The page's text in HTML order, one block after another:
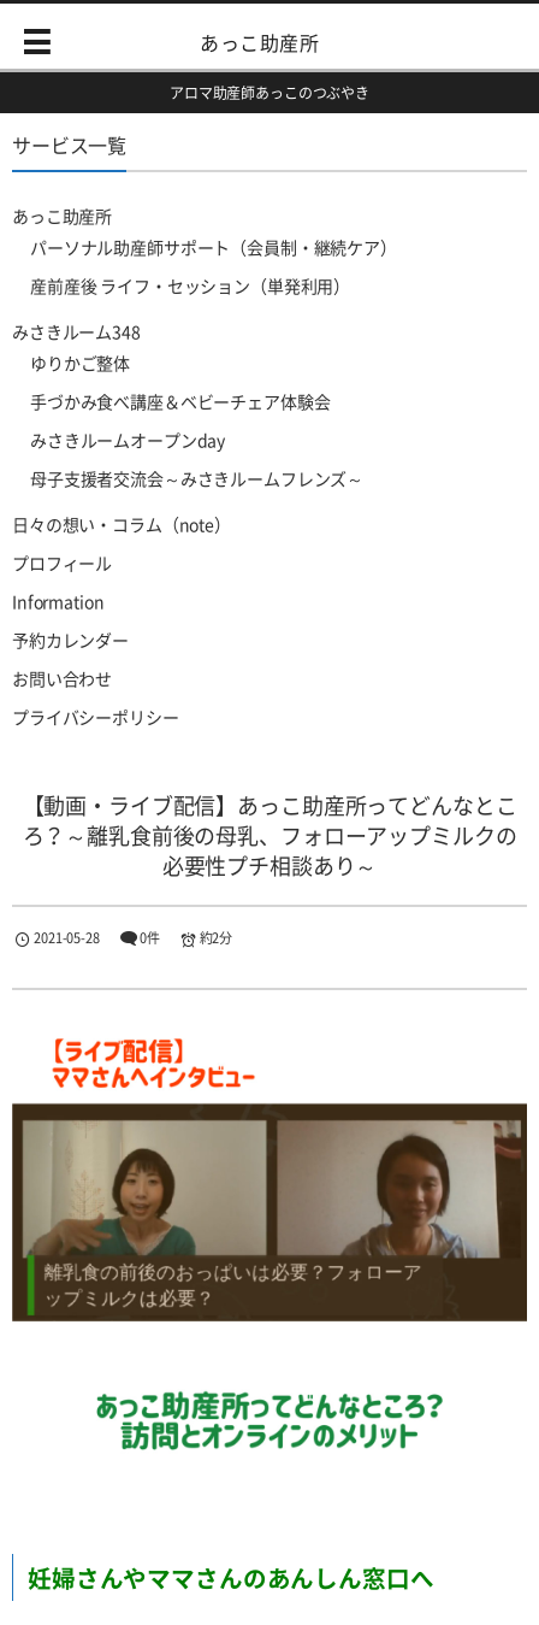
あっこ助産所
アロマ助産師あっこのつぶやき
サービス一覧
あっこ助産所
パーソナル助産師サポート（会員制・継続ケア）
産前産後 ライフ・セッション（単発利用）
みさきルーム348
ゆりかご整体
手づかみ食べ講座＆ベビーチェア体験会
みさきルームオープンday
母子支援者交流会～みさきルームフレンズ～
日々の想い・コラム（note）
プロフィール
Information
予約カレンダー
お問い合わせ
プライバシーポリシー
【動画・ライブ配信】あっこ助産所ってどんなとこ
ろ？～離乳食前後の母乳、フォローアップミルクの
必要性プチ相談あり～
2021-05-28 0件 約2分
妊婦さんやママさんのあんしん窓口へ